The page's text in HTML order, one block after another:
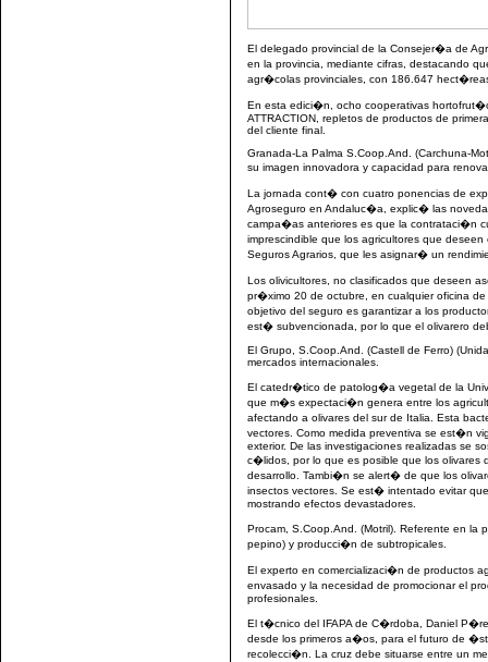
El delegado provincial de la Consejer�a de
en la provincia, mediante cifras, destacando
agr�colas provinciales, con 186.647
En esta edici�n, ocho cooperativas
ATTRACTION, repletos de productos de
del cliente final.
Granada-La Palma S.Coop.And. (Carchuna-
su imagen innovadora y capacidad para
La jornada cont� con cuatro ponencias de
Agroseguro en Andaluc�a, explic� las
campa�as anteriores es que la contrataci�n
imprescindible que los agricultores que
Seguros Agrarios, que les asignar� un
Los olivicultores, no clasificados que deseen
pr�ximo 20 de octubre, en cualquier oficina
objetivo del seguro es garantizar a los
est� subvencionada, por lo que el olivarero
El Grupo, S.Coop.And. (Castell de Ferro)
mercados internacionales.
El catedr�tico de patolog�a vegetal de la
que m�s expectaci�n genera entre los
afectando a olivares del sur de Italia. Esta
vectores. Como medida preventiva se est�n
exterior. De las investigaciones realizadas se
c�lidos, por lo que es posible que los
desarrollo. Tambi�n se alert� de que los
insectos vectores. Se est� intentado evitar
mostrando efectos devastadores.
Procam, S.Coop.And. (Motril). Referente en
pepino) y producci�n de subtropicales.
El experto en comercializaci�n de productos
envasado y la necesidad de promocionar el
profesionales.
El t�cnico del IFAPA de C�rdoba, Daniel
desde los primeros a�os, para el futuro de
recolecci�n. La cruz debe situarse entre un